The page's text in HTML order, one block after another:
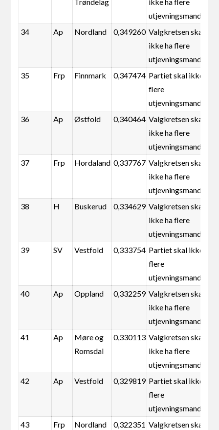
utjevningsmandater
34
Ap Nordland 0,349260 Valgkretsen skal
ikke ha flere
utjevningsmandater
35
Frp Finnmark 0,347474 Partiet skal ikke ha
flere
utjevningsmandater
36
Ap Østfold 0,340464 Valgkretsen skal
ikke ha flere
utjevningsmandater
37
Frp Hordaland 0,337767 Valgkretsen skal
ikke ha flere
utjevningsmandater
38
H Buskerud 0,334629 Valgkretsen skal
ikke ha flere
utjevningsmandater
39
SV Vestfold 0,333754 Partiet skal ikke ha
flere
utjevningsmandater
40
Ap Oppland 0,332259 Valgkretsen skal
ikke ha flere
utjevningsmandater
41
Ap
Møre og
Romsdal
0,330113 Valgkretsen skal
ikke ha flere
utjevningsmandater
42
Ap Vestfold 0,329819 Partiet skal ikke ha
flere
utjevningsmandater
43
Frp Nordland 0,322351 Valgkretsen skal